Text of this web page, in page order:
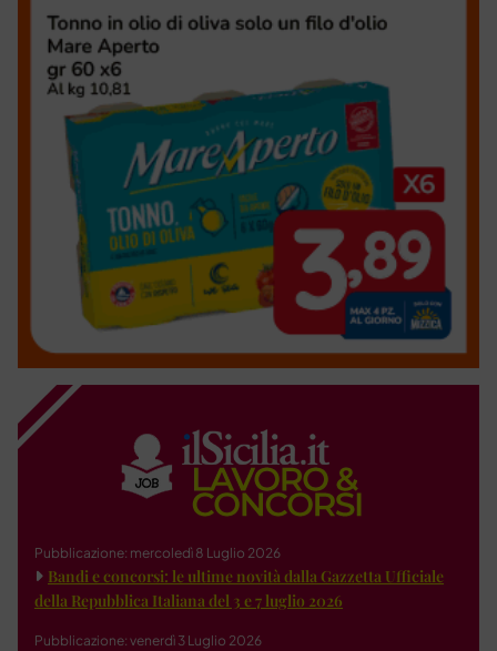
Pubblicazione: mercoledì 8 Luglio 2026
Bandi e concorsi: le ultime novità dalla Gazzetta Ufficiale
della Repubblica Italiana del 3 e 7 luglio 2026
Pubblicazione: venerdì 3 Luglio 2026